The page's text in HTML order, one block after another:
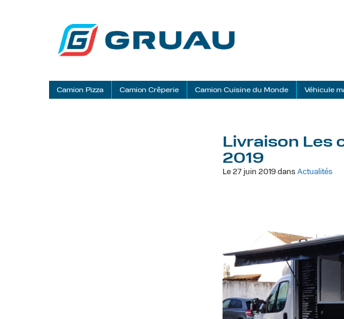
Camion Pizza Camion Crêperie Camion Cuisine du Monde Véhicule
Livraison Les
2019
Le 27 juin 2019 dans Actualités